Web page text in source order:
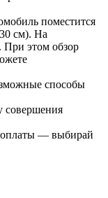
поместится
см). На
При этом обзор
способы
совершения
— выбирай